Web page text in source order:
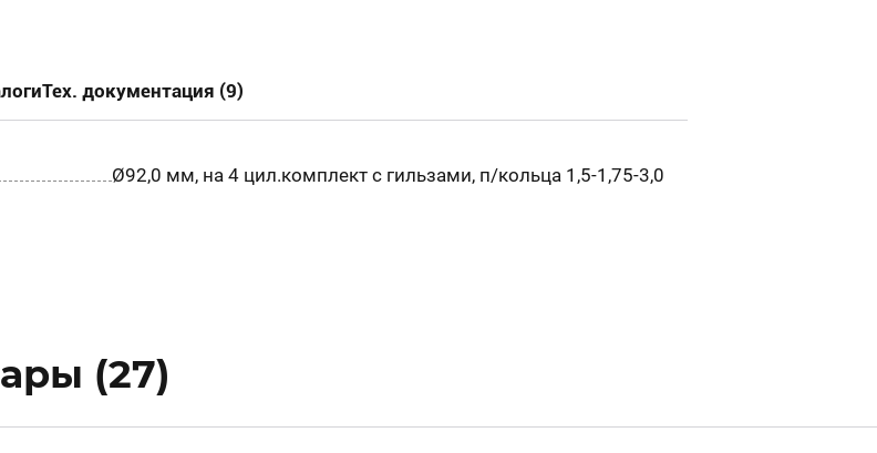
Тех. документация (9)
Ø92,0 мм, на 4 цил.комплект с гильзами, п/кольца 1,5-1,75-3,0
(27)